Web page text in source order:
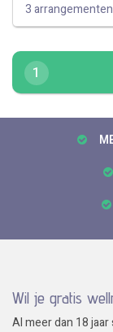
3
1
Wil je gratis
Al meer dan 18